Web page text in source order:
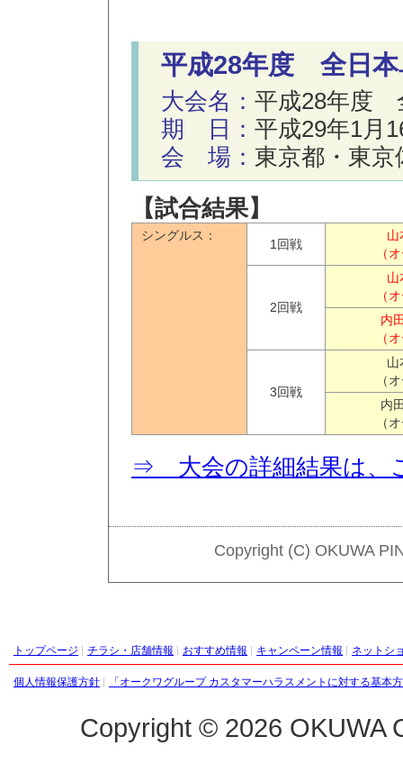
平成28年度 全日本
大会名： 平成28年度
期 日： 平成29年1月
会 場： 東京都・東京
【試合結果】
シングルス：
1回戦
山
（
2回戦
山
（
内
（
3回戦
山
（
内
（
⇒ 大会の詳細結果は、
Copyright (C) OKUWA
トップページ チラシ・店舗情報 おすすめ情報 キャンペーン情報 ネットシ
個人情報保護方針 「オークワグループ カスタマーハラスメントに対する基本
Copyright © 2026 OKUWA